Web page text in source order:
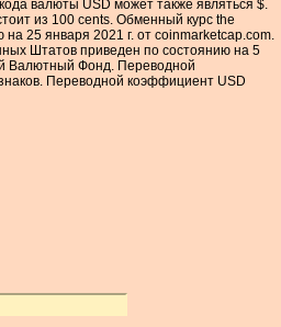
валюты USD может также являться $.
из 100 cents. Обменный курс the
25 января 2021 г. от coinmarketcap.com.
Штатов приведен по состоянию на 5
Валютный Фонд. Переводной
Переводной коэффициент USD